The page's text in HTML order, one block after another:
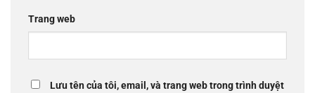
Trang web
Lưu tên của tôi, email, và trang web trong trình duyệt